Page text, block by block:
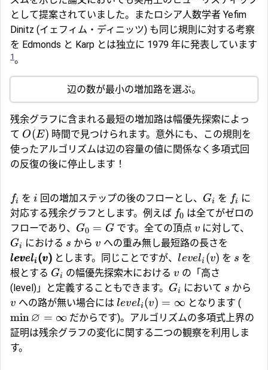
として提案されていました。またロシア人数学者 Yefim
Dinitz (イェフィム・ディニッツ) も同じ規則に対する考察
を Edmonds と Karp とは独立に 1979 年に発表しています
1。
辺の数が最小の増加路を選ぶ。
残余グラフに含まれる最短の増加路は幅優先探索によっ
て O(E) 時間で見つけられます。意外にも、この規則を
使ったアルゴリズムは辺の容量の値に関係なく多項式回
の反復の後に停止します！
fi をi 回の増加ステップの後のフローとし、 Gi を fi
に
対応する残余グラフとします。例えば f0 は全てがゼロの
フローであり、 G0 = G です。全ての頂点 v に対して、
Gi における s から v への重み無し最短路の長さを
leveli(v) とします。同じことですが、leveli (v) を s を
根とする Gi の幅優先探索木における v の「高さ
(level)」と定義することもできます。 Gi において s から
v への路が無い場合には leveli (v) = ∞ となります (
min∅ = ∞ だからです)。アルゴリズムの多項式上界の
証明は残余グラフの変化に関する二つの観察を利用しま
す。